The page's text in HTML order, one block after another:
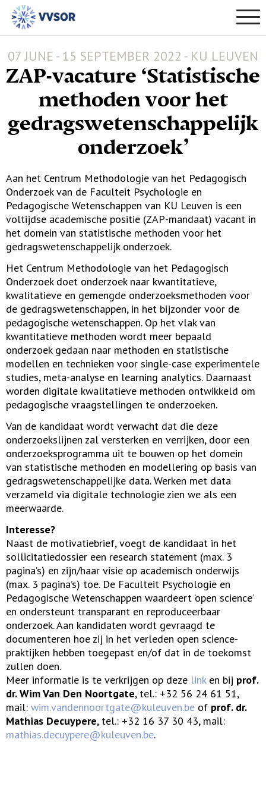
07 JUNE - 15 SEPTEMBER 2022 - KU LEUVEN
ZAP-vacature ‘Statistische
methoden voor het
gedragswetenschappelijk
onderzoek’
Aan het Centrum Methodologie van het Pedagogisch
Onderzoek van de Faculteit Psychologie en
Pedagogische Wetenschappen van KU Leuven is een
voltijdse academische positie (ZAP-mandaat) vacant in
het domein van statistische methoden voor het
gedragswetenschappelijk onderzoek.
Het Centrum Methodologie van het Pedagogisch
Onderzoek doet onderzoek naar kwantitatieve,
kwalitatieve en gemengde onderzoeksmethoden voor
de gedragswetenschappen, in het bijzonder voor de
pedagogische wetenschappen. Op het vlak van
kwantitatieve methoden wordt meer bepaald
onderzoek gedaan naar methoden en statistische
modellen en technieken voor single-case experimentele
studies, meta-analyse en learning analytics. Daarnaast
worden digitale kwalitatieve methoden ontwikkeld om
pedagogische vraagstellingen te onderzoeken.
Van de kandidaat wordt verwacht dat die deze
onderzoekslijnen zal versterken en verrijken, door een
onderzoeksprogramma uit te bouwen op het domein
van statistische methoden en modellering op basis van
gedragswetenschappelijke data. Werken met data
verzameld via digitale technologie zien we als een
meerwaarde.
Interesse?
Naast de motivatiebrief, voegt de kandidaat in het
sollicitatiedossier een research statement (max. 3
pagina’s) en zijn/haar visie op academisch onderwijs
(max. 3 pagina’s) toe. De Faculteit Psychologie en
Pedagogische Wetenschappen waardeert ‘open science’
en ondersteunt transparant en reproduceerbaar
onderzoek. Aan kandidaten wordt gevraagd te
documenteren hoe zij in het verleden open science-
praktijken hebben toegepast en/of dat in de toekomst
zullen doen.
Meer informatie is te verkrijgen op deze linken bij prof.
dr. Wim Van Den Noortgate, tel.: +32 56 24 61 51,
mail: wim.vandennoortgate@kuleuven.be of prof. dr.
Mathias Decuypere, tel.: +32 16 37 30 43, mail:
mathias.decuypere@kuleuven.be.